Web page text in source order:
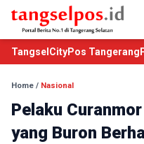
TangselCityPos Tangerang
Home / Nasional
Pelaku
yang Buron